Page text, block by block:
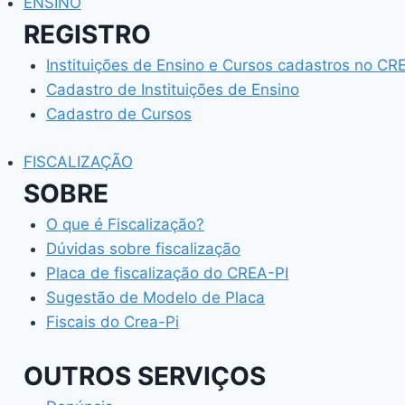
REGISTRO
Instituições de Ensino e Cursos cadastros no
Cadastro de Instituições de Ensino
Cadastro de Cursos
FISCALIZAÇÃO
SOBRE
O que é Fiscalização?
Dúvidas sobre fiscalização
Placa de fiscalização do CREA-PI
Sugestão de Modelo de Placa
Fiscais do Crea-Pi
OUTROS SERVIÇOS